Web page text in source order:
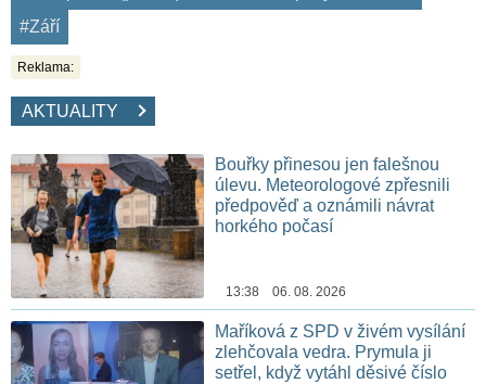
#Září
Reklama:
AKTUALITY
Bouřky přinesou jen falešnou
úlevu. Meteorologové zpřesnili
předpověď a oznámili návrat
horkého počasí
13:38 06. 08. 2026
Maříková z SPD v živém vysílání
zlehčovala vedra. Prymula ji
setřel, když vytáhl děsivé číslo